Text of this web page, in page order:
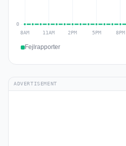
Fejlrapporter
ADVERTISEMENT